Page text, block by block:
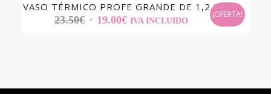
VASO TÉRMICO PROFE GRANDE DE 1,2 L
23.50€ EL19.00€EL
IVA INCLUIDO
¡OFERTA!